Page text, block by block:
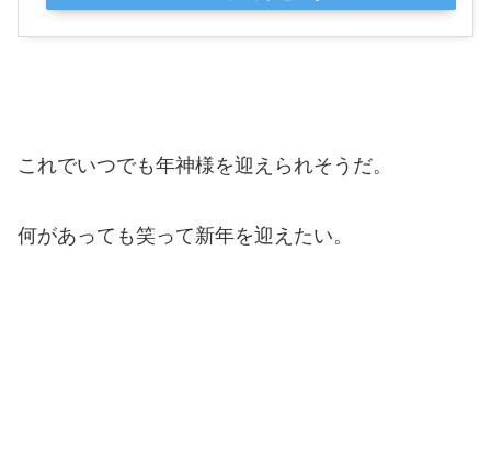
これでいつでも年神様を迎えられそうだ。
何があっても笑って新年を迎えたい。